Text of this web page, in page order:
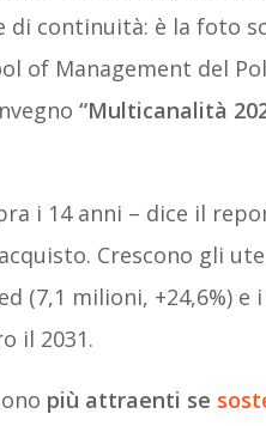
di continuità: è la foto
of Management del
“Multicanalità
i 14 anni – dice il
Crescono gli
(7,1 milioni, +24,6%) e
il 2031.
più attraenti se